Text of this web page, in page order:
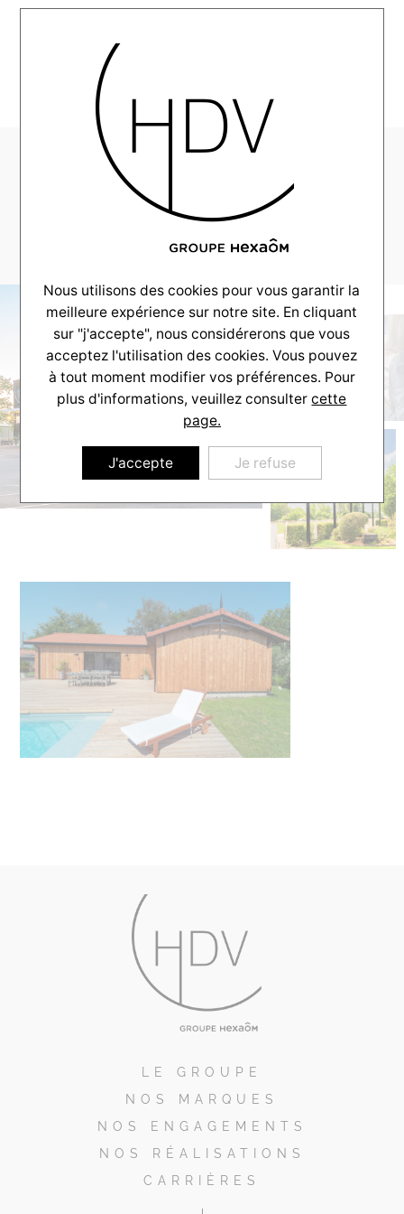
CV-Realisation-
LeTeich-
2021_0016_DSC_3794
LE GROUPE
NOS MARQUES
NOS ENGAGEMENTS
NOS RÉALISATIONS
CARRIÈRES
Nous utilisons des cookies pour vous garantir la
meilleure expérience sur notre site. En cliquant
sur "j'accepte", nous considérerons que vous
acceptez l'utilisation des cookies. Vous pouvez
à tout moment modifier vos préférences. Pour
plus d'informations, veuillez consultercette
page.
J'accepte Je refuse